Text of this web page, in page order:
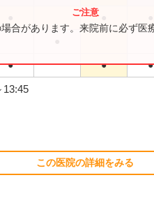
● ● ●
合があります。来院前に必ず医
13:45
この医院の詳細をみる